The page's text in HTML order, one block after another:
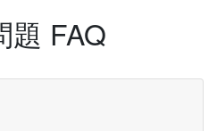
題 FAQ